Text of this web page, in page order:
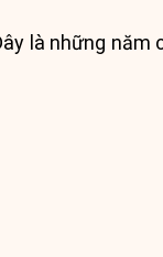
là những năm